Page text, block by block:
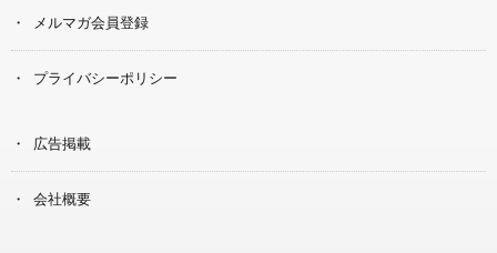
メルマガ会員登録
プライバシーポリシー
広告掲載
会社概要